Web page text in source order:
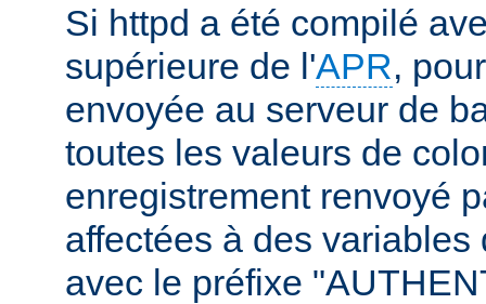
Si httpd a été compilé
supérieure de l'APR,
envoyée au serveur de
toutes les valeurs de
enregistrement renvoyé
affectées à des variables
avec le préfixe